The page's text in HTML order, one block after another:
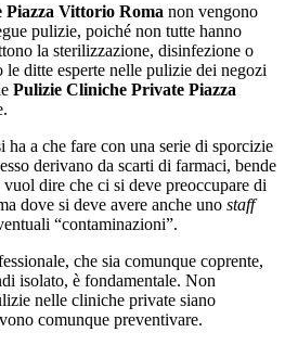
Vittorio Roma non vengono
pulizie, poiché non tutte hanno
la sterilizzazione, disinfezione o
ditte esperte nelle pulizie dei negozi
Pulizie Cliniche Private Piazza
ha a che fare con una serie di sporcizie
derivano da scarti di farmaci, bende
dire che ci si deve preoccupare di
dove si deve avere anche uno staff
“contaminazioni”.
che sia comunque coprente,
isolato, è fondamentale. Non
nelle cliniche private siano
comunque preventivare.